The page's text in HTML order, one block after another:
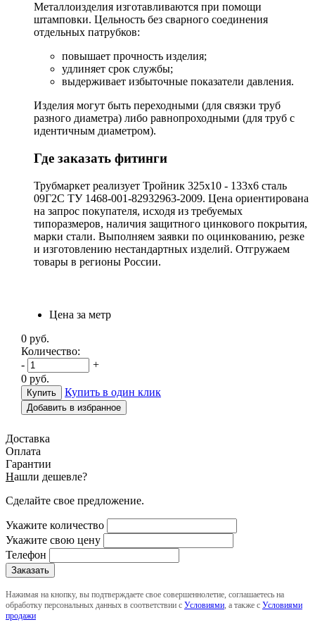
Металлоизделия изготавливаются при помощи
штамповки. Цельность без сварного соединения
отдельных патрубков:
повышает прочность изделия;
удлиняет срок службы;
выдерживает избыточные показатели давления.
Изделия могут быть переходными (для связки труб
разного диаметра) либо равнопроходными (для труб с
идентичным диаметром).
Где заказать фитинги
Трубмаркет реализует Тройник 325х10 - 133х6 сталь
09Г2С ТУ 1468-001-82932963-2009. Цена ориентирована
на запрос покупателя, исходя из требуемых
типоразмеров, наличия защитного цинкового покрытия,
марки стали. Выполняем заявки по оцинкованию, резке
и изготовлению нестандартных изделий. Отгружаем
товары в регионы России.
Цена за метр
0 руб.
Количество:
-
+
0 руб.
Купить в один клик
Добавить в избранное
Доставка
Оплата
Гарантии
Нашли дешевле?
Сделайте свое предложение.
Укажите количество
Укажите свою цену
Телефон
Нажимая на кнопку, вы подтверждаете свое совершеннолетие, соглашаетесь на
обработку персональных данных в соответствии с Условиями , а также с Условиями
продажи